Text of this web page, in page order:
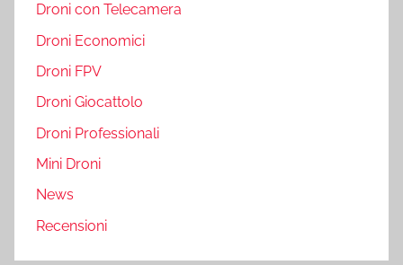
Droni con Telecamera
Droni Economici
Droni FPV
Droni Giocattolo
Droni Professionali
Mini Droni
News
Recensioni